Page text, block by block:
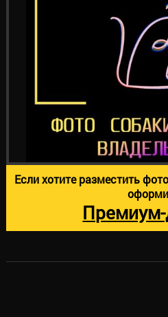
Если хотите разместить
Премиум-